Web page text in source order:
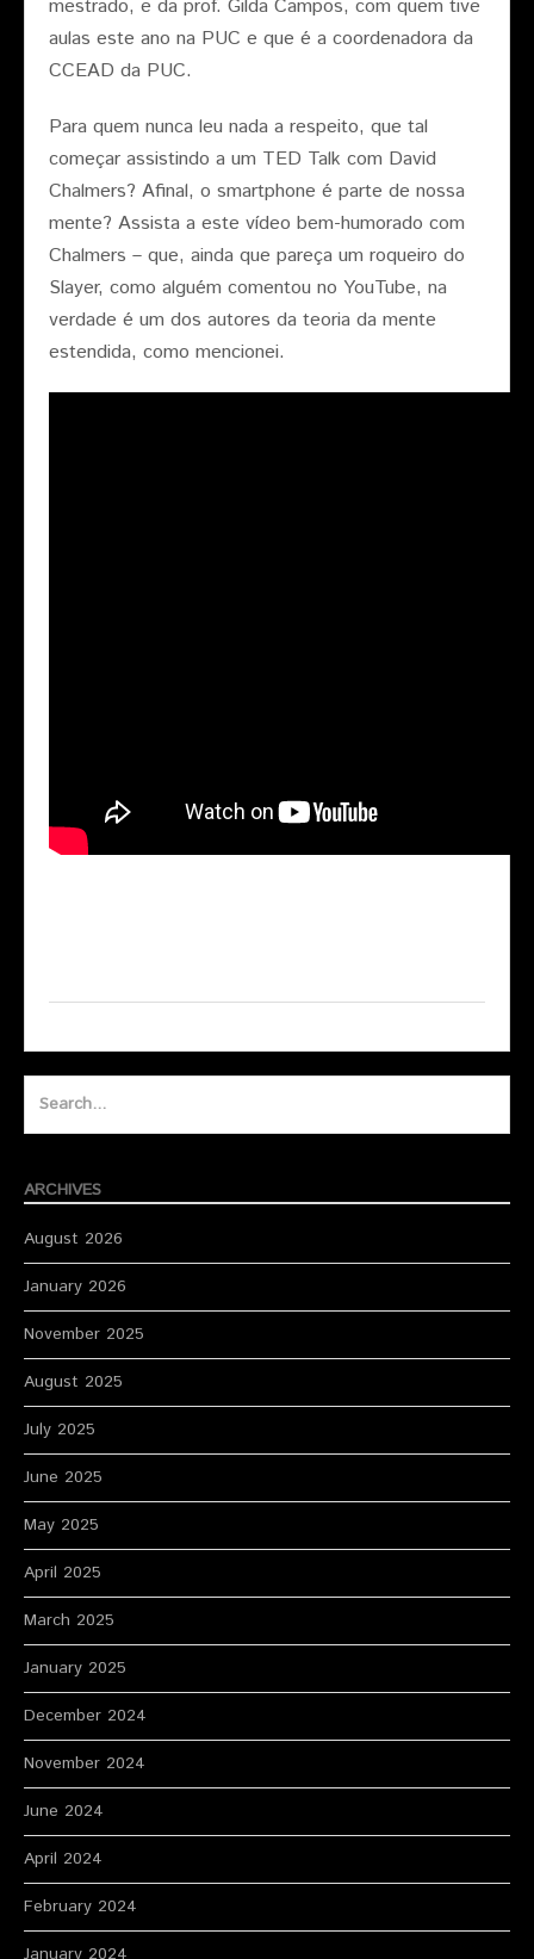
mestrado, e da prof. Gilda Campos, com quem tive
aulas este ano na PUC e que é a coordenadora da
CCEAD da PUC.
Para quem nunca leu nada a respeito, que tal
começar assistindo a um TED Talk com David
Chalmers? Afinal, o smartphone é parte de nossa
mente? Assista a este vídeo bem-humorado com
Chalmers – que, ainda que pareça um roqueiro do
Slayer, como alguém comentou no YouTube, na
verdade é um dos autores da teoria da mente
estendida, como mencionei.
Search
ARCHIVES
August 2026
January 2026
November 2025
August 2025
July 2025
June 2025
May 2025
April 2025
March 2025
January 2025
December 2024
November 2024
June 2024
April 2024
February 2024
January 2024